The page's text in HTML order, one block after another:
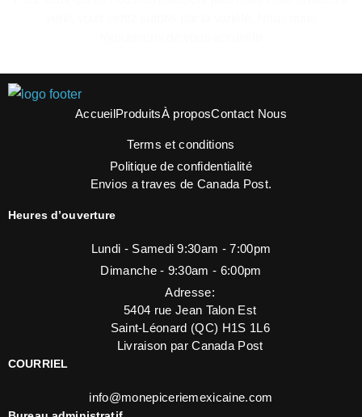
AccueilProduitsÀ proposContact Nous
Terms et conditions
Politique de confidentialité
Envios a traves de Canada Post.
Heures d’ouverture
Lundi - Samedi 9:30am - 7:00pm
Dimanche - 9:30am - 6:00pm
Adresse:
5404 rue Jean Talon Est
Saint-Léonard (QC) H1S 1L6
Livraison par Canada Post
COURRIEL
info@monepiceriemexicaine.com